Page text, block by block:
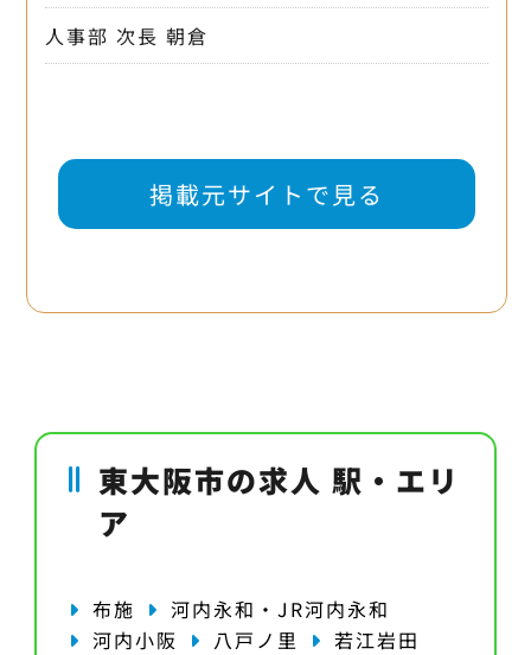
人事部 次長 朝倉
掲載元サイトで見る
東大阪市の求人 駅・エリ
ア
布施
河内永和・JR河内永和
河内小阪
八戸ノ里
若江岩田